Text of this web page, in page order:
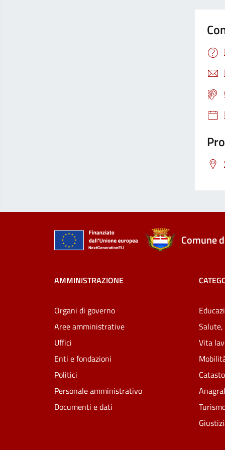
Comune
AMMINISTRAZIONE
Organi di governo
Aree amministrative
Uffici
Enti e fondazioni
Politici
Personale amministrativo
Documenti e dati
Salute,
Vita